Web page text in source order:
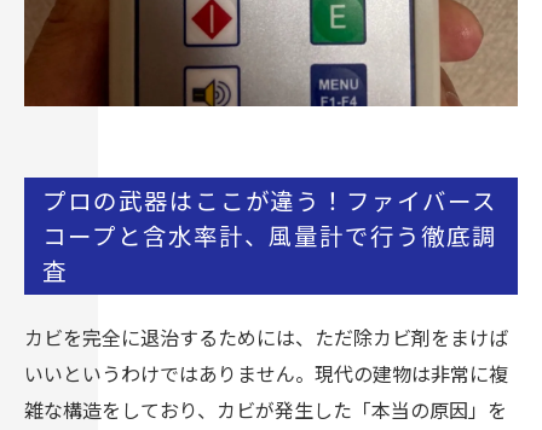
プロの武器はここが違う！ファイバース
コープと含水率計、風量計で行う徹底調
査
カビを完全に退治するためには、ただ除カビ剤をまけば
いいというわけではありません。現代の建物は非常に複
雑な構造をしており、カビが発生した「本当の原因」を